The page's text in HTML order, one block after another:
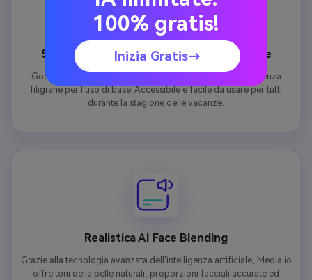
Scambio di faccia di Natale gratuito Online
Godetevi uno scambio di facce di Natale gratuito online senza
filigrane per l'uso di base. Accessibile e facile da usare per tutti
durante la stagione delle vacanze.
Realistica AI Face Blending
Grazie alla tecnologia avanzata dell'intelligenza artificiale, Media.io
offre toni della pelle naturali, proporzioni facciali accurate ed
100% gratis!
Inizia Gratis→